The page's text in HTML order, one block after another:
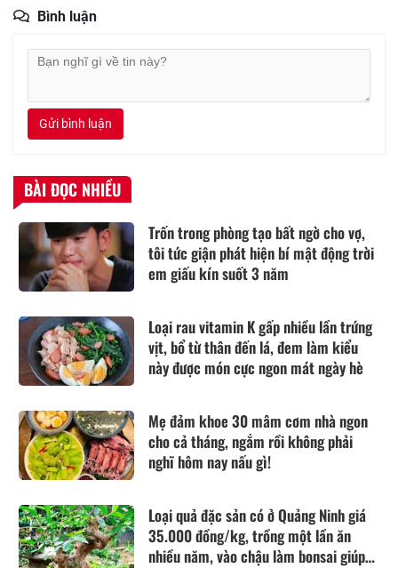
Bình luận
Gửi bình luận
BÀI ĐỌC NHIỀU
Trốn trong phòng tạo bất ngờ cho vợ,
tôi tức giận phát hiện bí mật động trời
em giấu kín suốt 3 năm
Loại rau vitamin K gấp nhiều lần trứng
vịt, bổ từ thân đến lá, đem làm kiểu
này được món cực ngon mát ngày hè
Mẹ đảm khoe 30 mâm cơm nhà ngon
cho cả tháng, ngắm rồi không phải
nghĩ hôm nay nấu gì!
Loại quả đặc sản có ở Quảng Ninh giá
35.000 đồng/kg, trồng một lần ăn
nhiều năm, vào chậu làm bonsai giúp